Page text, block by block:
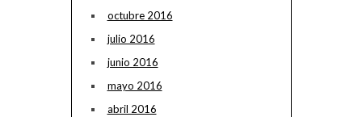
octubre 2016
julio 2016
junio 2016
mayo 2016
abril 2016